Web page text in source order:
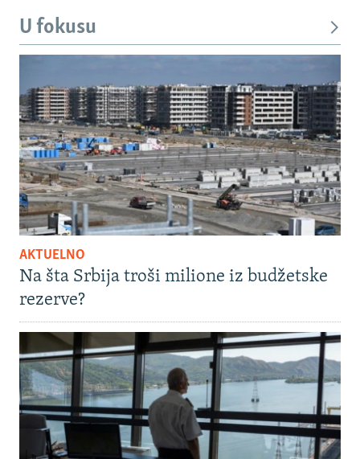
U fokusu
AKTUELNO
Na šta Srbija troši milione iz budžetske
rezerve?